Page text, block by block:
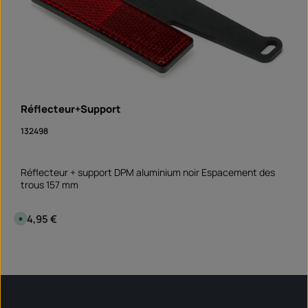
Réflecteur+Support
132498
Réflecteur + support DPM aluminium noir Espacement des
trous 157 mm
Prix régulier :
D
i
b
24,95 €